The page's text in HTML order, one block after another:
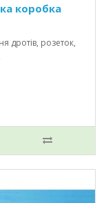
коробка
дротів, розеток,